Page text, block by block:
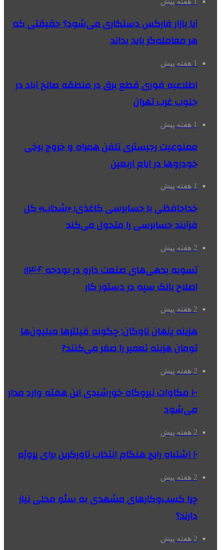
آیا بازار فارکس دستکاری می‌شود؟ حقیقتی که
هر معامله‌گر باید بداند
1 هفته پیش
اطلاعیه فوری قطع برق در منطقه صالح آباد در
جنوب غرب تهران
1 هفته پیش
ممنوعیت رجیستری تلفن همراه و خروج برخی
خودروها در ایام اربعین
1 هفته پیش
خداحافظی با حسابرسی کاغذی؛ «شحاب» کل
فرآیند حسابرسی را متحول می‌کند
2 هفته پیش
تسویه بدهی‌های صنعت دارو در بودجه ۱۴۰۶؛
اصلاح بانک سپه در دستور کار
2 هفته پیش
هزینه پنهان ناوگان: چگونه فیلترها میلیون‌ها
تومان هزینه تعمیر را صفر می‌کنند?
2 هفته پیش
۱۰۰ مگاوات نیروگاه‌ خورشیدی این هفته وارد مدار
می‌شود
2 هفته پیش
۱۰ اشتباه رایج هنگام انتخاب تاورکرین برای پروژه
2 هفته پیش
چرا کسب‌وکارهای مشهدی به سئو محلی نیاز
دارند؟
2 هفته پیش